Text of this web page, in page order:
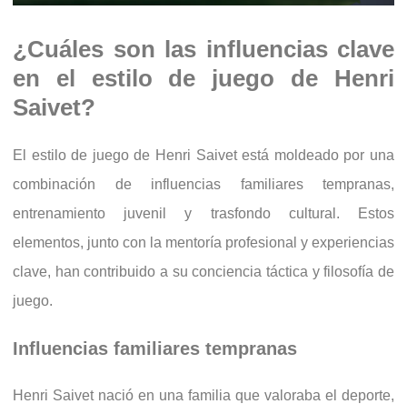
¿Cuáles son las influencias clave
en el estilo de juego de Henri
Saivet?
El estilo de juego de Henri Saivet está moldeado por una
combinación de influencias familiares tempranas,
entrenamiento juvenil y trasfondo cultural. Estos
elementos, junto con la mentoría profesional y experiencias
clave, han contribuido a su conciencia táctica y filosofía de
juego.
Influencias familiares tempranas
Henri Saivet nació en una familia que valoraba el deporte,